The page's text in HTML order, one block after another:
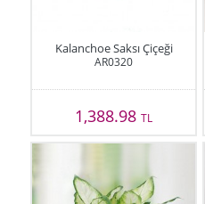
Kalanchoe Saksı Çiçeği
AR0320
1,388.98TL